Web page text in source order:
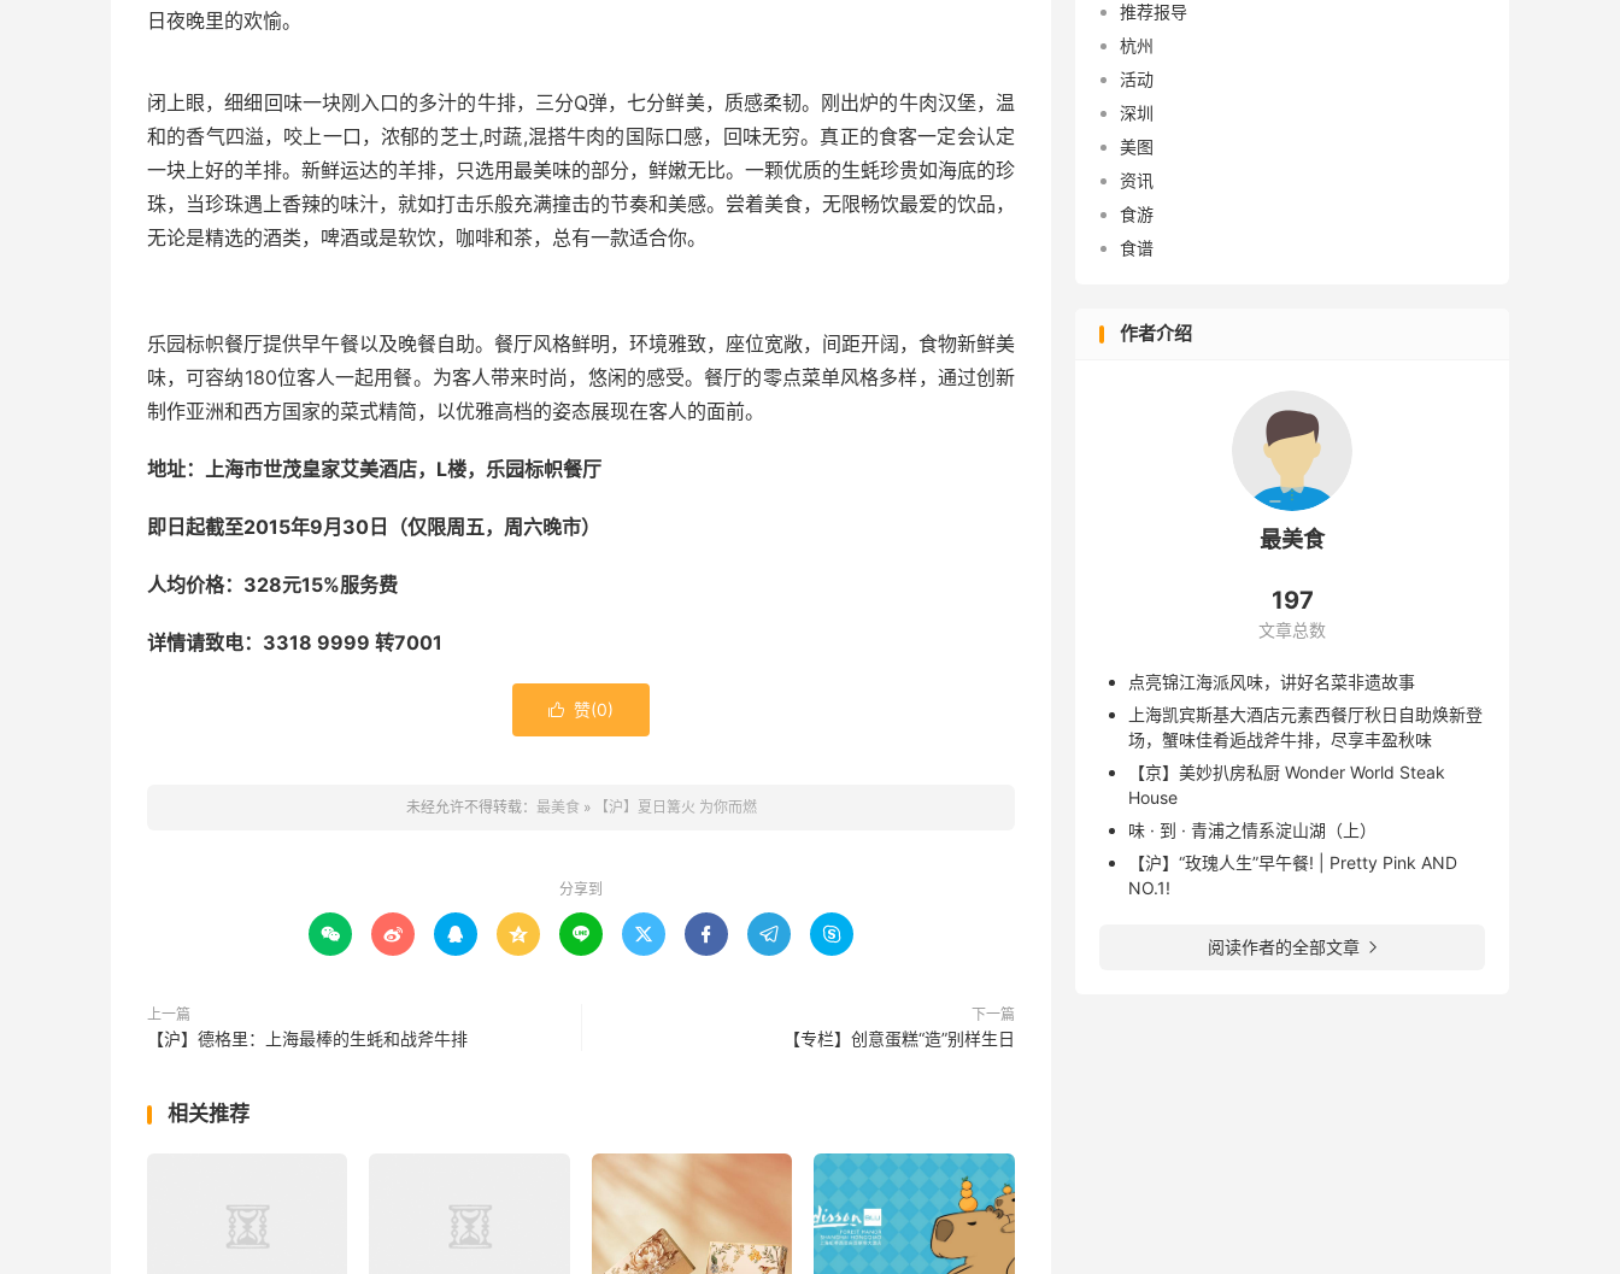
日夜晚里的欢愉。
闭上眼，细细回味一块刚入口的多汁的牛排，三分Q弹，七分鲜美，质感柔韧。刚出炉的牛肉汉堡，温
和的香气四溢，咬上一口，浓郁的芝士,时蔬,混搭牛肉的国际口感，回味无穷。真正的食客一定会认定
一块上好的羊排。新鲜运达的羊排，只选用最美味的部分，鲜嫩无比。一颗优质的生蚝珍贵如海底的珍
珠，当珍珠遇上香辣的味汁，就如打击乐般充满撞击的节奏和美感。尝着美食，无限畅饮最爱的饮品，
无论是精选的酒类，啤酒或是软饮，咖啡和茶，总有一款适合你。
乐园标帜餐厅提供早午餐以及晚餐自助。餐厅风格鲜明，环境雅致，座位宽敞，间距开阔，食物新鲜美
味，可容纳180位客人一起用餐。为客人带来时尚，悠闲的感受。餐厅的零点菜单风格多样，通过创新
制作亚洲和西方国家的菜式精简，以优雅高档的姿态展现在客人的面前。
地址：上海市世茂皇家艾美酒店，L楼，乐园标帜餐厅
即日起截至2015年9月30日（仅限周五，周六晚市）
人均价格： 328元15%服务费
详情请致电：3318 9999 转7001
 赞(0)
未经允许不得转载： 最美食 » 【沪】夏日篝火 为你而燃
分享到
        
上一篇
【沪】德格里：上海最棒的生蚝和战斧牛排
下一篇
【专栏】创意蛋糕“造”别样生日
相关推荐
推荐报导
杭州
活动
深圳
美图
资讯
食游
食谱
作者介绍
最美食
197
文章总数
点亮锦江海派风味，讲好名菜非遗故事
上海凯宾斯基大酒店元素西餐厅秋日自助焕新登
场，蟹味佳肴逅战斧牛排，尽享丰盈秋味
【京】美妙扒房私厨 Wonder World Steak
House
味 · 到 · 青浦之情系淀山湖（上）
【沪】“玫瑰人生”早午餐! | Pretty Pink AND
NO.1!
阅读作者的全部文章 